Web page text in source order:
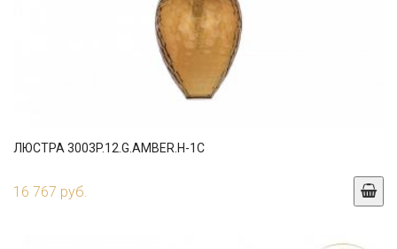
ЛЮСТРА 3003P.12.G.AMBER.H-1C
16 767 руб.